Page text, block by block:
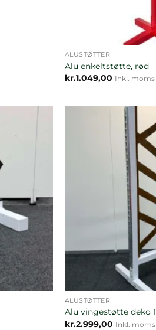
ALUSTØTTER
Alu enkeltstøtte, rød
kr.1.049,00 Inkl. moms
ALUSTØTTER
Alu vingestøtte deko 1
kr.2.999,00 Inkl. moms